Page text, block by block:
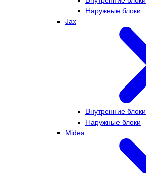
Наружные блоки
Jax
Внутренние блоки
Наружные блоки
Midea